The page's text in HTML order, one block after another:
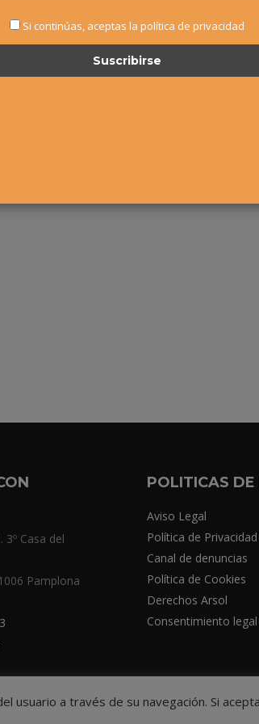
3º Casa del
Pamplona
POLITICAS
Aviso Legal
Política de Privacidad
Canal de denuncias
Política de Cookies
Derechos Arsol
Consentimiento legal
a través de su navegación. Si
Si continúas, aceptas la política de privacidad